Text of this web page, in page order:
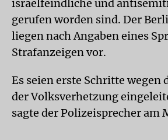
israelfeindliche und
gerufen worden sind. Der
liegen nach Angaben eines
Strafanzeigen vor.
Es seien erste Schritte wegen
der Volksverhetzung
sagte der Polizeisprecher am